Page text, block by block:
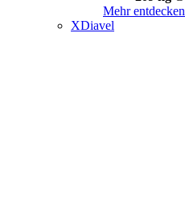
Mehr entdecken
XDiavel